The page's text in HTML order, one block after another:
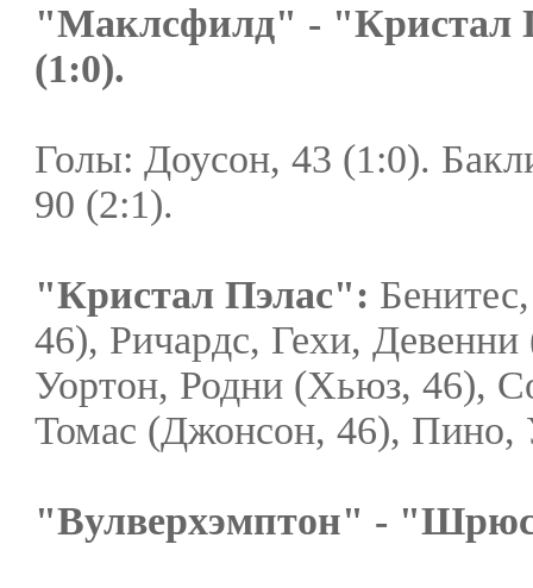
"Маклсфилд" - "Кристал
(1:0).
Голы: Доусон, 43 (1:0).
90 (2:1).
"Кристал Пэлас":
46), Ричардс, Гехи,
Уортон, Родни (Хьюз, 46),
Томас (Джонсон, 46), Пино,
"Вулверхэмптон" -